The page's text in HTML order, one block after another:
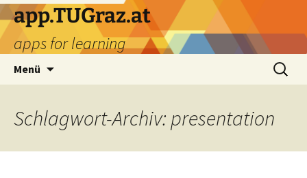
Zum
Inhalt
springen
app.TUGraz.at
apps for learning
Menü
Suchen
nach:
Schlagwort-Archiv: presentation